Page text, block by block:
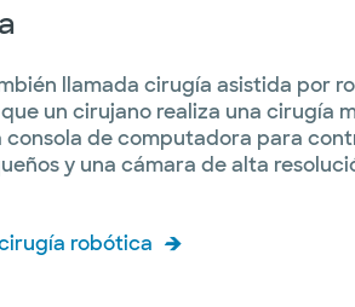
llamada cirugía asistida por
un cirujano realiza una cirugía
consola de computadora para
y una cámara de alta
robótica